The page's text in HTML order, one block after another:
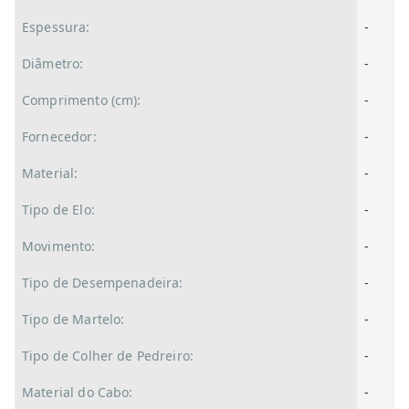
Espessura: -
Diâmetro: -
Comprimento (cm): -
Fornecedor: -
Material: -
Tipo de Elo: -
Movimento: -
Tipo de Desempenadeira: -
Tipo de Martelo: -
Tipo de Colher de Pedreiro: -
Material do Cabo: -